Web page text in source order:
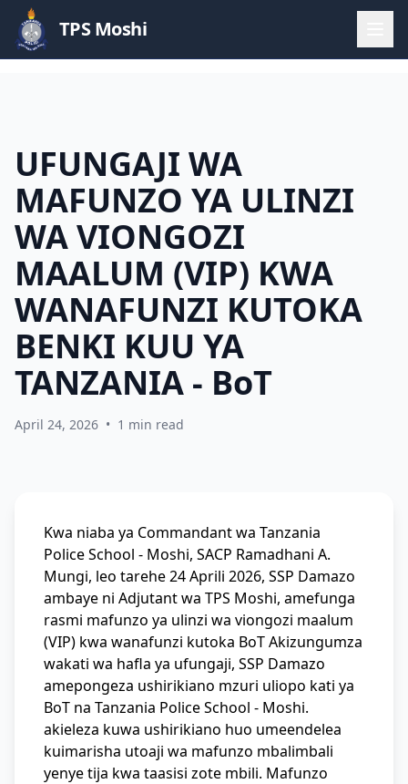
TPS Moshi
UFUNGAJI WA
MAFUNZO YA ULINZI
WA VIONGOZI
MAALUM (VIP) KWA
WANAFUNZI KUTOKA
BENKI KUU YA
TANZANIA - BoT
April 24, 2026 • 1 min read
Kwa niaba ya Commandant wa Tanzania
Police School - Moshi, SACP Ramadhani A.
Mungi, leo tarehe 24 Aprili 2026, SSP Damazo
ambaye ni Adjutant wa TPS Moshi, amefunga
rasmi mafunzo ya ulinzi wa viongozi maalum
(VIP) kwa wanafunzi kutoka BoT Akizungumza
wakati wa hafla ya ufungaji, SSP Damazo
amepongeza ushirikiano mzuri uliopo kati ya
BoT na Tanzania Police School - Moshi.
akieleza kuwa ushirikiano huo umeendelea
kuimarisha utoaji wa mafunzo mbalimbali
yenye tija kwa taasisi zote mbili. Mafunzo